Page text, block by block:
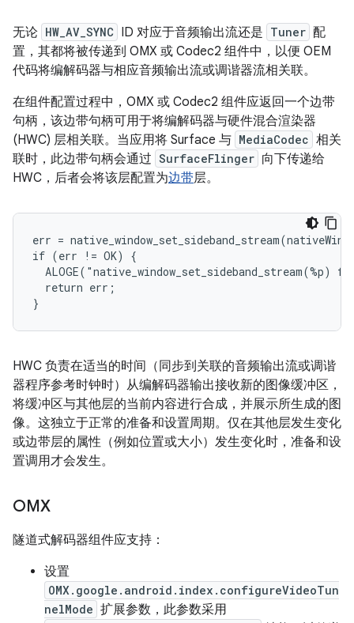
无论 HW_AV_SYNC ID 对应于音频输出流还是 Tuner 配
置，其都将被传递到 OMX 或 Codec2 组件中，以便 OEM
代码将编解码器与相应音频输出流或调谐器流相关联。
在组件配置过程中，OMX 或 Codec2 组件应返回一个边带
句柄，该边带句柄可用于将编解码器与硬件混合渲染器
(HWC) 层相关联。当应用将 Surface 与 MediaCodec 相关
联时，此边带句柄会通过 SurfaceFlinger 向下传递给
HWC，后者会将该层配置为边带层。
err =
if (err != OK) {
ALOGE("native_window_set_sideband_stream(%p)
  return err;
HWC 负责在适当的时间（同步到关联的音频输出流或调谐
器程序参考时钟时）从编解码器输出接收新的图像缓冲区，
将缓冲区与其他层的当前内容进行合成，并展示所生成的图
像。这独立于正常的准备和设置周期。仅在其他层发生变化
或边带层的属性（例如位置或大小）发生变化时，准备和设
置调用才会发生。
OMX
隧道式解码器组件应支持：
设置
OMX.google.android.index.configureVideoTun
nelMode 扩展参数，此参数采用